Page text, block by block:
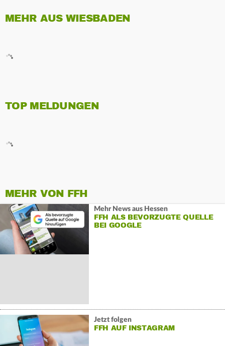
MEHR AUS WIESBADEN
TOP MELDUNGEN
MEHR VON FFH
Mehr News aus Hessen
FFH ALS BEVORZUGTE QUELLE
BEI GOOGLE
Jetzt folgen
FFH AUF INSTAGRAM